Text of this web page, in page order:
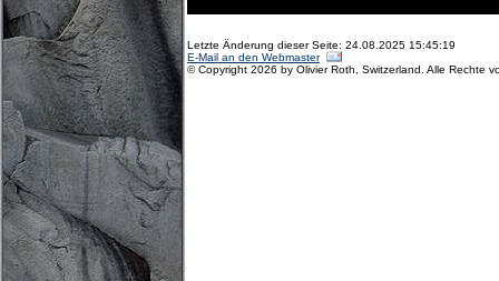
Letzte Änderung dieser Seite: 24.08.2025 15:45:19
E-Mail an den Webmaster
© Copyright 2026 by Olivier Roth, Switzerland. Alle Rechte